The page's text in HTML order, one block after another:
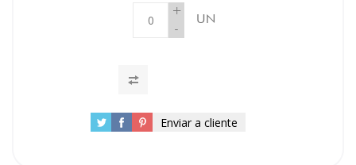
+
-
UN
Enviar a cliente